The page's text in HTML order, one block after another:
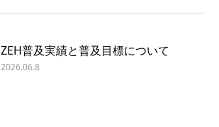
ZEH普及実績と普及目標について
2026.06.8